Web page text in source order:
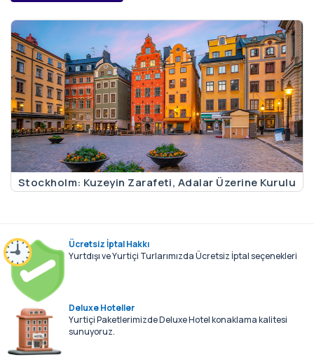
Stockholm: Kuzeyin Zarafeti, Adalar Üzerine Kurulu
Sessiz Bir Güzellik
Ücretsiz İptal Hakkı
Yurtdışı ve Yurtiçi Turlarımızda Ücretsiz İptal seçenekleri
Deluxe Hoteller
Yurtiçi Paketlerimizde Deluxe Hotel konaklama kalitesi
sunuyoruz.